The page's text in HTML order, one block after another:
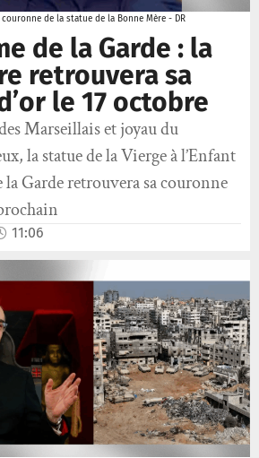
de la statue de la Bonne Mère - DR
de la Garde : la
retrouvera sa
le 17 octobre
Marseillais et joyau du
la statue de la Vierge à l’Enfant
Garde retrouvera sa couronne
11:06